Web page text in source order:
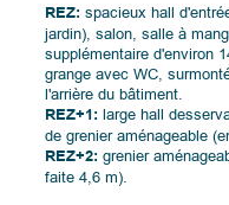
REZ: spacieux hall
jardin), salon, salle à
supplémentaire d'environ
grange avec WC,
l'arrière du bâtiment.
REZ+1: large hall
de grenier aménageable
REZ+2: grenier
faite 4,6 m).